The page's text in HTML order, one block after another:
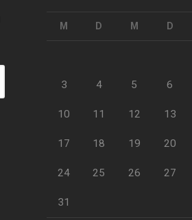
M D M D
3 4 5 6
10 11 12 13
17 18 19 20
24 25 26 27
31